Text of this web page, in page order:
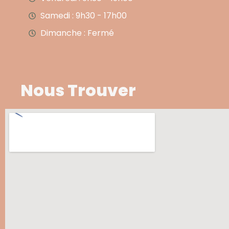
Samedi : 9h30 - 17h00
Dimanche : Fermé
Nous Trouver